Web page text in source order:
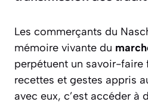
Les commerçants du
mémoire vivante du
perpétuent un savoir-
recettes et gestes appris
avec eux, c’est accéder à